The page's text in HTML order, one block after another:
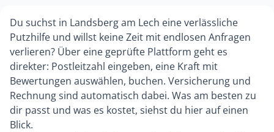
Du suchst in Landsberg am Lech eine verlässliche
Putzhilfe und willst keine Zeit mit endlosen Anfragen
verlieren? Über eine geprüfte Plattform geht es
direkter: Postleitzahl eingeben, eine Kraft mit
Bewertungen auswählen, buchen. Versicherung und
Rechnung sind automatisch dabei. Was am besten zu
dir passt und was es kostet, siehst du hier auf einen
Blick.